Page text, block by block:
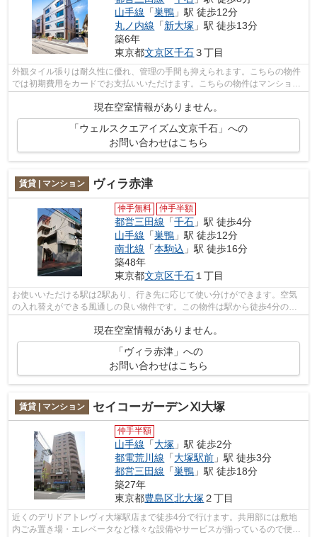
山手線 「巣鴨 」駅 徒歩12分
丸ノ内線 「新大塚 」駅 徒歩13分
築6年
東京都文京区千石３丁目
外観タイル張りは耐久性に優れ、管理の手間も抑えられます。こちらの物件
では初期費用をカードでお支払いいただけます。こちらの物件はマンション
現在空室情報がありません。
「ウェルスクエアイズム文京千石」への
お問い合わせはこちら
賃貸 | マンション ヴィラ赤津
仲手無料 仲手半額
都営三田線 「千石 」駅 徒歩4分
山手線 「巣鴨 」駅 徒歩12分
南北線 「本駒込 」駅 徒歩16分
築48年
東京都文京区千石 １丁目
お使いいただける駅は2駅あり、行き先に応じて使い分けができます。空気
の入れ替えができる風通しの良い物件です。この物件は駅から徒歩4分の物
件です。こちらはマンションタイプにな...
現在空室情報がありません。
「ヴィラ赤津」への
お問い合わせはこちら
賃貸 | マンション セイコーガーデンⅪ大塚
仲手半額
山手線 「大塚 」駅 徒歩2分
都電荒川線 「大塚駅前 」駅 徒歩3分
都営三田線 「巣鴨 」駅 徒歩18分
築27年
東京都豊島区北大塚２丁目
近くのデリドアトレヴィ大塚駅店まで徒歩4分で行けます。共用部には敷地
内ごみ置き場・エレベータなど様々な設備やサービスが揃っているので便利